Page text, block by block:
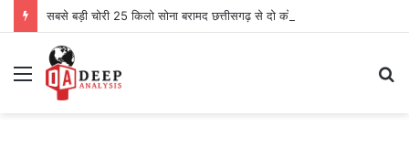
सबसे बड़ी चोरी 25 किलो सोना बरामद छत्तीसगढ़ से दो को पकड़ा
Menu